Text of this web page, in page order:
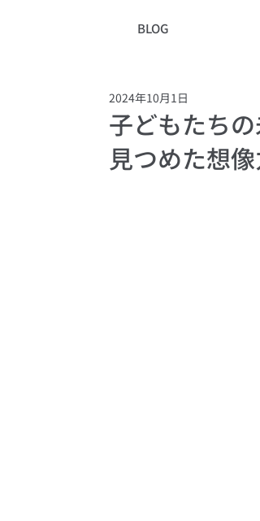
BLOG
子どもたち
見つめた想
2024年10月1日